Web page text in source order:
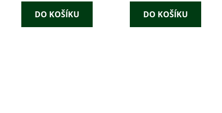
DO KOŠÍKU DO KOŠÍKU